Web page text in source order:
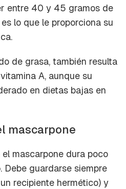
entre 40 y 45 gramos de
lo que le proporciona su
de grasa, también resulta
A, aunque su
en dietas bajas en
mascarpone
mascarpone dura poco
Debe guardarse siempre
recipiente hermético) y